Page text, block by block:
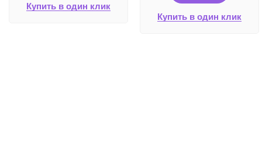
Купить в один клик
Купить в один клик